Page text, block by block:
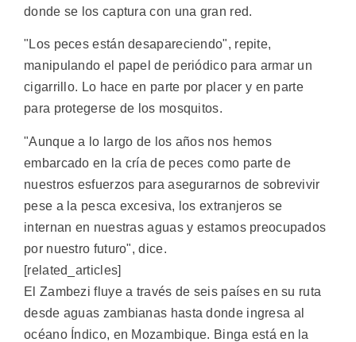
donde se los captura con una gran red.
"Los peces están desapareciendo", repite,
manipulando el papel de periódico para armar un
cigarrillo. Lo hace en parte por placer y en parte
para protegerse de los mosquitos.
"Aunque a lo largo de los años nos hemos
embarcado en la cría de peces como parte de
nuestros esfuerzos para asegurarnos de sobrevivir
pese a la pesca excesiva, los extranjeros se
internan en nuestras aguas y estamos preocupados
por nuestro futuro", dice.
[related_articles]
El Zambezi fluye a través de seis países en su ruta
desde aguas zambianas hasta donde ingresa al
océano Índico, en Mozambique. Binga está en la